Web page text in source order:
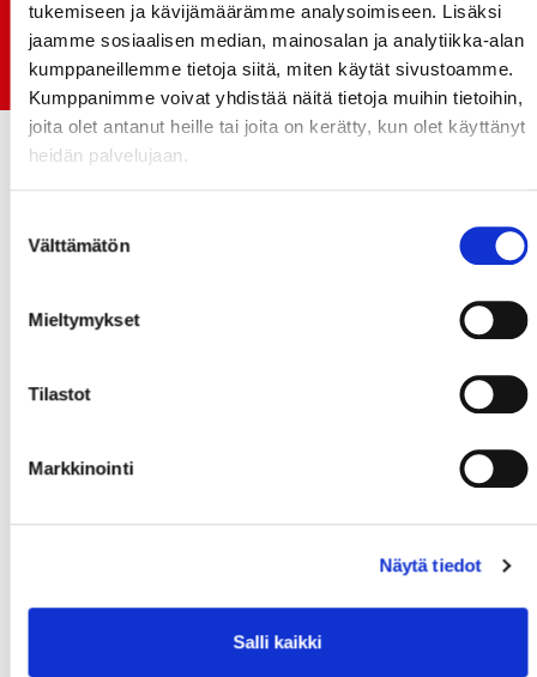
tukemiseen ja kävijämäärämme analysoimiseen. Lisäksi
jaamme sosiaalisen median, mainosalan ja analytiikka-alan
kumppaneillemme tietoja siitä, miten käytät sivustoamme.
Kumppanimme voivat yhdistää näitä tietoja muihin tietoihin,
joita olet antanut heille tai joita on kerätty, kun olet käyttänyt
heidän palvelujaan.
valinta
Välttämätön
Mieltymykset
Tilastot
Markkinointi
Näytä tiedot
Salli kaikki
06.07.
Early Bird-lippupaketit nyt myynnissä! - näe
Jokerit-matsi ja useat muut